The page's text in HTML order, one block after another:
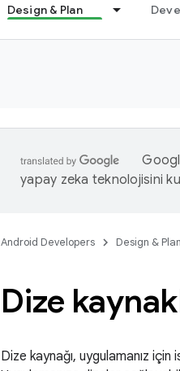
Design & Plan
yapay zeka teknolojisini
Android Developers Design & Plan
Dize
Dize kaynağı, uygulamanız